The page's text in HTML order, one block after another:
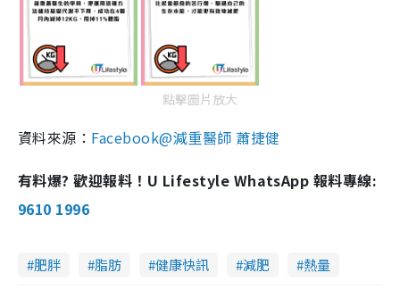
點擊圖片放大
資料來源： Facebook@減重醫師 蕭捷健
有料爆? 歡迎報料！U Lifestyle WhatsApp 報料專線:
9610 1996
肥胖 脂肪 健康快訊 減肥 熱量